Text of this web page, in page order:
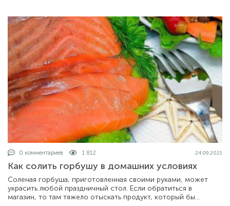
0 комментариев 1 812 24.09.2021
Как солить горбушу в домашних условиях
Соленая горбуша, приготовленная своими руками, может
украсить любой праздничный стол. Если обратиться в
магазин, то там тяжело отыскать продукт, который бы